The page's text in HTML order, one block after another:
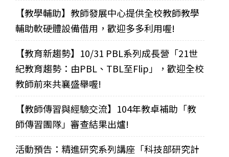
【教學輔助】教師發展中心提供全校教師教學
輔助軟硬體設備借用，歡迎多多利用喔!
【教育新趨勢】10/31 PBL系列成長營「21世
紀教育趨勢：由PBL、TBL至Flip」，歡迎全校
教師前來共襄盛舉喔!
【教師傳習與經驗交流】104年教卓補助「教
師傳習團隊」審查結果出爐!
活動預告：精進研究系列講座「科技部研究計